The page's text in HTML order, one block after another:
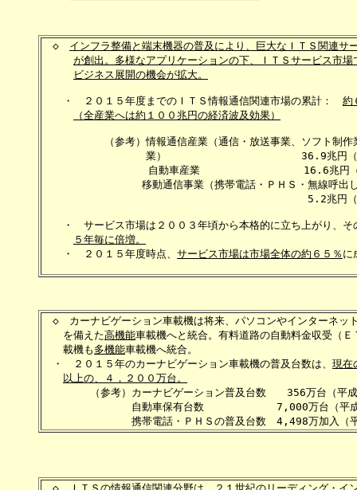
◇ インフラ整備と端末機器の普及により、巨大なＩＴＳ関連サ
が創出。多様なアプリケーションの下、ＩＴＳサービス市場
ビジネス展開の機会が拡大。
・　２０１５年度までのＩＴＳ情報通信関連市場の累計： 約
（全産業へは約１００兆円の経済波及効果）
（参考）情報通信産業（通信・放送事業、ソフト制作
業）　　　　　　　　　　　　　36.9兆円（平
自動車産業　　　　　　　　　　16.6兆円（
移動通信事業（携帯電話・ＰＨＳ・無線
5.2兆円（平成9年
・　サービス市場は２００３年頃から本格的に立ち上がり
５年毎に倍増。
・　２０１５年度時点、 サービス市場は市場全体の約６５％
◇　カーナビゲーション車載機は将来、パソコンやインターネッ
を備えた高機能車載機へと統合。有料道路の自動料金収受（
載機も 多機能車載機へ統
・　２０１５年のカーナビゲーション車載機の普及台数は、 現在
以上の、４，２００万台。
（参考）カーナビゲーション普及台数　　356万台（
自動車保有台数　　　　　　　7,000万台（平